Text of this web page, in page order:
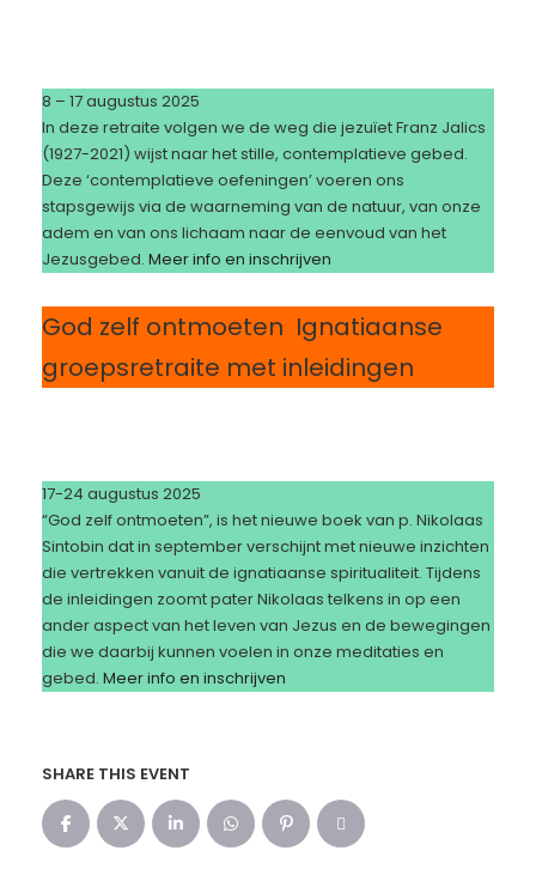
8 – 17 augustus 2025
In deze retraite volgen we de weg die jezuïet Franz Jalics
(1927-2021) wijst naar het stille, contemplatieve gebed.
Deze ‘contemplatieve oefeningen’ voeren ons
stapsgewijs via de waarneming van de natuur, van onze
adem en van ons lichaam naar de eenvoud van het
Jezusgebed. Meer info en inschrijven
God zelf ontmoeten Ignatiaanse
groepsretraite met inleidingen
17-24 augustus 2025
“God zelf ontmoeten”, is het nieuwe boek van p. Nikolaas
Sintobin dat in september verschijnt met nieuwe inzichten
die vertrekken vanuit de ignatiaanse spiritualiteit. Tijdens
de inleidingen zoomt pater Nikolaas telkens in op een
ander aspect van het leven van Jezus en de bewegingen
die we daarbij kunnen voelen in onze meditaties en
gebed. Meer info en inschrijven
SHARE THIS EVENT